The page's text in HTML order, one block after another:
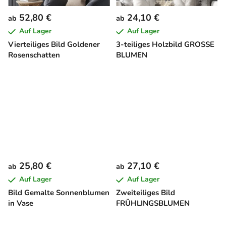
Vierteiliges Bild Goldener
Rosenschatten
ab 52,80 €
Auf Lager
3-teiliges Holzbild GROSSE
BLUMEN
ab 24,10 €
Auf Lager
Bild Gemalte Sonnenblumen
in Vase
ab 25,80 €
Auf Lager
Zweiteiliges Bild
FRÜHLINGSBLUMEN
ab 27,10 €
Auf Lager